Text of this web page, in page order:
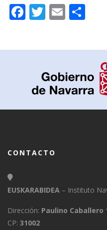
Facebook
Twitter
Email
CONTACTO
EUSKARABIDEA – Instituto
Dirección: Paulino Caballero
CP: 31002